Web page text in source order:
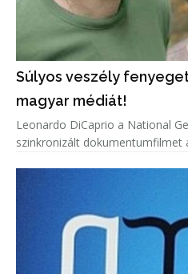
Súlyos veszély
magyar médiát!
Leonardo DiCaprio a National
szinkronizált dokumentumfilmet